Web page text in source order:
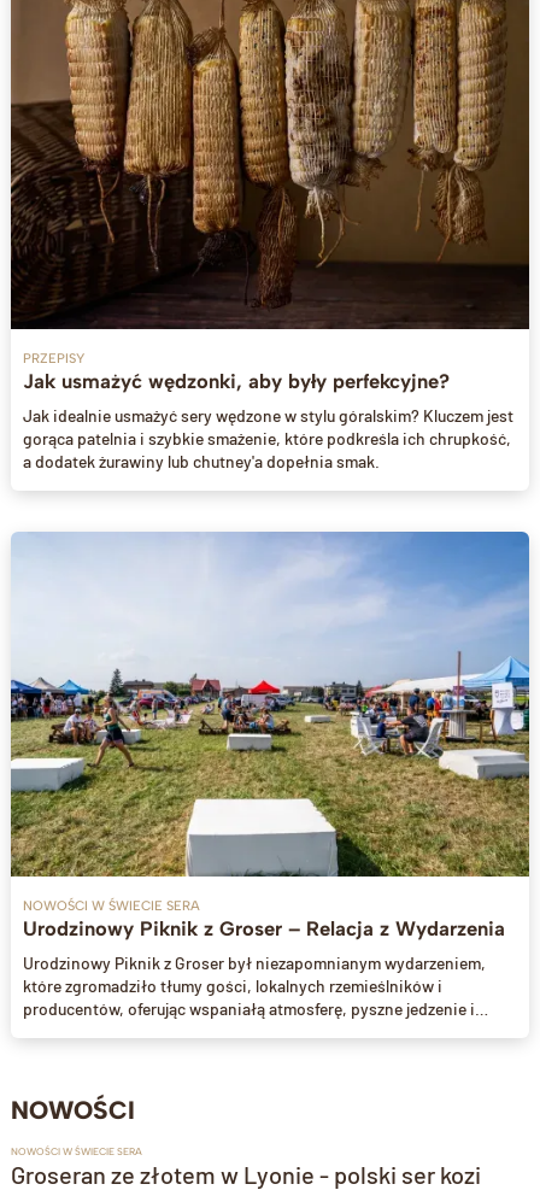
NOWOŚCI
NOWOŚCI W ŚWIECIE SERA
Groseran ze złotem w Lyonie - polski ser kozi
PRZEPISY
Jak usmażyć wędzonki, aby były perfekcyjne?
Jak idealnie usmażyć sery wędzone w stylu góralskim? Kluczem jest
gorąca patelnia i szybkie smażenie, które podkreśla ich chrupkość,
a dodatek żurawiny lub chutney'a dopełnia smak.
NOWOŚCI W ŚWIECIE SERA
Urodzinowy Piknik z Groser – Relacja z Wydarzenia
Urodzinowy Piknik z Groser był niezapomnianym wydarzeniem,
które zgromadziło tłumy gości, lokalnych rzemieślników i
producentów, oferując wspaniałą atmosferę, pyszne jedzenie i